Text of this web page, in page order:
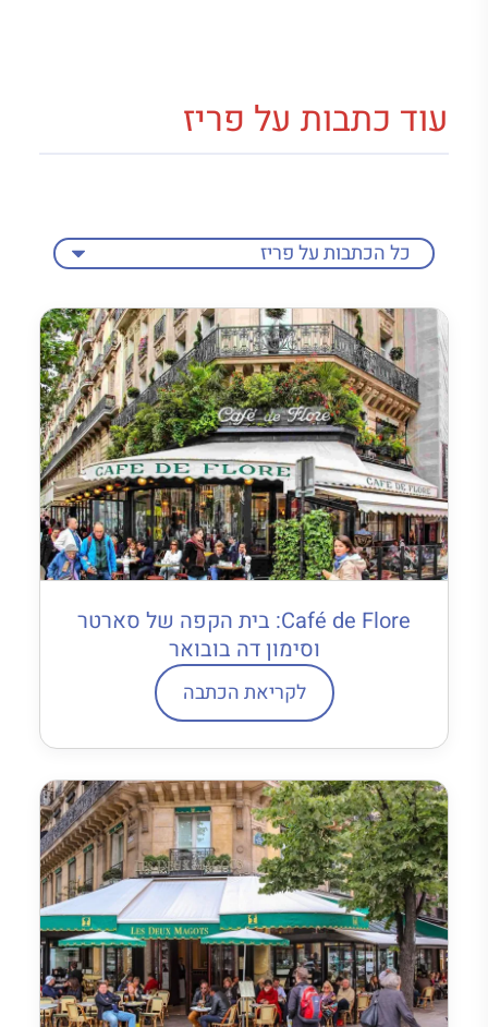
עוד כתבות על פריז
Café de Flore: בית הקפה של סארטר
וסימון דה בובואר
לקריאת הכתבה